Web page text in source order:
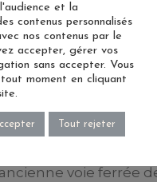
de la semaine
spécialités
voie ferrée
et la
contenus personnalisés
nos contenus par le
accepter, gérer vos
sans accepter. Vous
moment en cliquant
Tout rejeter